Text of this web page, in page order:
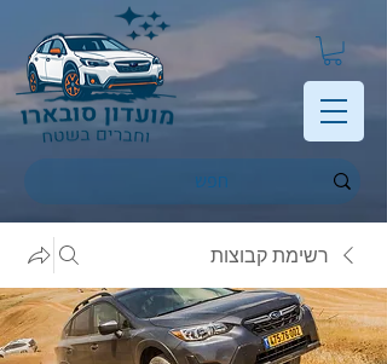
רשימת קבוצות